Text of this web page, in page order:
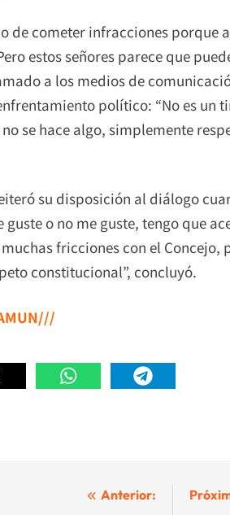
de cometer infracciones
estos señores parece que
a los medios de
político: “No es un
se hace algo, simplemente
su disposición al diálogo
guste o no me guste, tengo que
fricciones con el Concejo,
constitucional”, concluyó.
Anterior: